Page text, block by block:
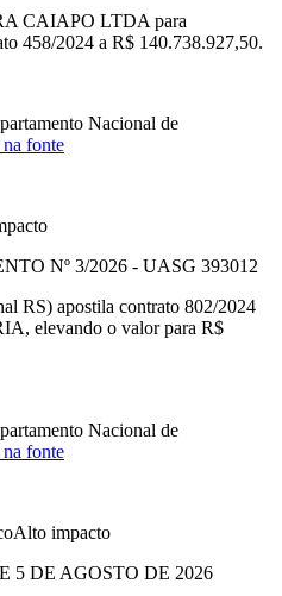
CAIAPO LTDA para
458/2024 a R$ 140.738.927,50.
Nacional de
fonte
Nº 3/2026 - UASG 393012
RS) apostila contrato 802/2024
elevando o valor para R$
Nacional de
fonte
Alto impacto
5 DE AGOSTO DE 2026